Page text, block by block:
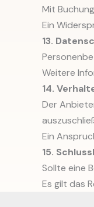
Mit
Ein
13.
Weitere
14.
Der
Ein
15.
Sollte eine
Es gilt das